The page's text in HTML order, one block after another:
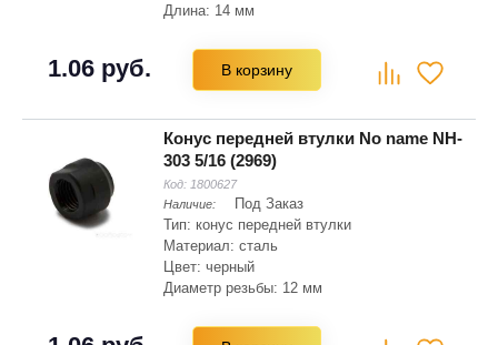
Длина: 14 мм
1.06 руб. В корзину
Конус передней втулки No name NH-
303 5/16 (2969)
Код: 1800627
Наличие:
Под Заказ
Тип: конус передней втулки
Материал: сталь
Цвет: черный
Диаметр резьбы: 12 мм